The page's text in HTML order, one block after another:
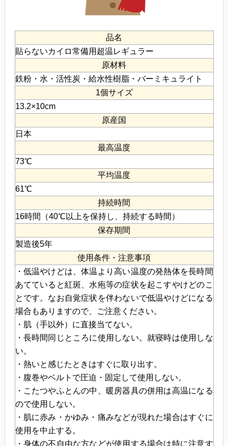
品名
貼らないカイロ常備用超温レギュラー
原材料
鉄粉・水・活性炭・給水性樹脂・バーミキュライト
1個サイズ
13.2×10cm
原産国
日本
最高温度
73℃
平均温度
61℃
持続時間
16時間（40℃以上を保持し、持続する時間）
保存期間
製造後5年
使用条件・注意事項
・低温やけどは、体温より高い温度の発熱体を長時間
あてていると紅斑、水疱等の症状を起こすやけどのこ
とです。なお自覚症状を伴わないで低温やけどになる
場合もありますので、ご注意ください。
・肌（手以外）に直接当てない。
・長時間同じところに使用しない。就寝時は使用しな
い。
・熱いと感じたときはすぐに取り出す。
・腹巻やベルトで圧迫・固定して使用しない。
・こたつやふとんの中、暖房器具の併用は高温になる
ので使用しない。
・肌に赤み・かゆみ・痛みなどが現れた場合はすぐに
使用を中止する。
・身体の不自由な方などが使用する場合は特に注意す